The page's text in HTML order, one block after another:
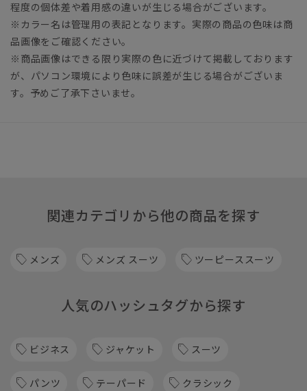
程度の個体差や着用感の違いが生じる場合がございます。
※カラー名は管理用の表記となります。実際の商品の色味は商
品画像をご確認ください。
※商品画像はできる限り実際の色に近づけて掲載しております
が、パソコン環境により色味に誤差が生じる場合がございま
す。予めご了承下さいませ。
関連カテゴリから他の商品を探す
メンズ メンズ スーツ ツーピーススーツ
人気のハッシュタグから探す
ビジネス ジャケット スーツ
パンツ テーパード クラシック